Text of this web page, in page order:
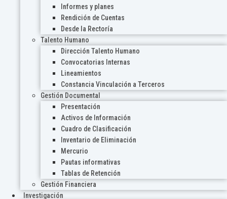
Informes y planes
Rendición de Cuentas
Desde la Rectoría
Talento Humano
Dirección Talento Humano
Convocatorias Internas
Lineamientos
Constancia Vinculación a Terceros
Gestión Documental
Presentación
Activos de Información
Cuadro de Clasificación
Inventario de Eliminación
Mercurio
Pautas informativas
Tablas de Retención
Gestión Financiera
Investigación